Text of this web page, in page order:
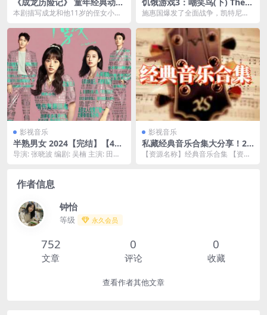
片 1-5季全集无删减 超清重制
本剧描写成龙和他11岁的侄女小玉
成龙的职责是赶在黑...
unger Games: Mockingjay
5)
施惠国爆发了全面战争，凯特尼斯
饰...
影视音乐
半熟男女 2024【完结】【4K
/ 60FPS / 杜比音效】田曦薇 /
导演: 张晓波 编剧: 吴楠 主演: 田曦
影视音乐
私藏经典音乐合集大分享！24
合集404.9GB
【资源名称】经典音乐合集 【资源
作者信息
钟怡
等级 永久会员
752
文章
0
评论
0
收藏
查看作者其他文章